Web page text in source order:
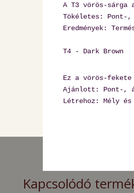
A T3 vörös-
Tökéletes: Pont-,
Eredmények:
T4 - Dark Brown
Ez a vörös-
Ajánlott: Pont-,
Létrehoz: Mély és
Kapcsolódó